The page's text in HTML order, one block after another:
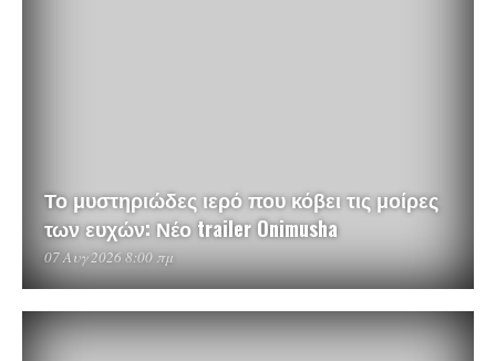
Το μυστηριώδες ιερό που κόβει τις μοίρες
των ευχών: Νέο trailer Onimusha
07 Αυγ 2026 8:00 πμ